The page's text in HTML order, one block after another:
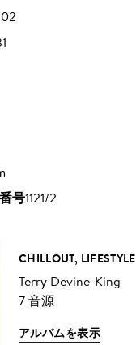
号1121/2
CHILLOUT, LIFESTYLE
Terry Devine-King
7 音源
アルバムを表示